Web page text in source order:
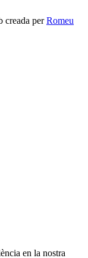
per
en la nostra